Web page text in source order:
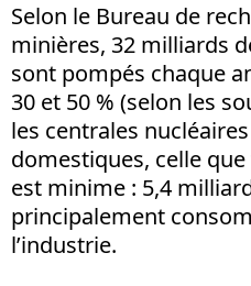
Selon le Bureau de
minières, 32 milliards
sont pompés chaque
30 et 50 % (selon les
les centrales
domestiques, celle
est minime : 5,4
principalement
l’industrie.